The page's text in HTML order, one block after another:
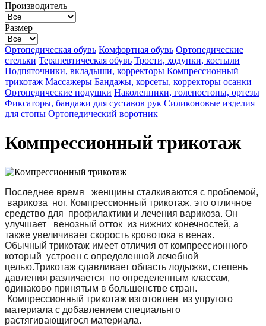
Производитель
Размер
Ортопедическая обувь Комфортная обувь Ортопедические
стельки Терапевтическая обувь Трости, ходунки, костыли
Подпяточники, вкладыши, корректоры Компрессионный
трикотаж Массажеры Бандажы, корсеты, корректоры осанки
Ортопедические подушки Наколенники, голеностопы, ортезы
Фиксаторы, бандажи для суставов рук Силиконовые изделия
для стопы Ортопедический воротник
Компрессионный трикотаж
Последнее время женщины сталкиваются с проблемой,
варикоза ног. Компрессионный трикотаж, это отличное
средство для профилактики и лечения варикоза. Он
улучшает венозный отток из нижних конечностей, а
также увеличивает скорость кровотока в венах.
Обычный трикотаж имеет отличия от компрессионного
который устроен с определенной лечебной
целью.Трикотаж сдавливает область лодыжки, степень
давления различается по определенным классам,
одинаково принятым в большенстве стран.
Компрессионный трикотаж изготовлен из упругого
материала с добавлением специальнго
растягивающигося материала.